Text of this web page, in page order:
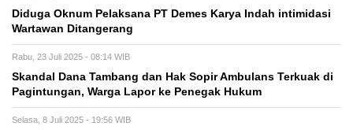
Diduga Oknum Pelaksana PT Demes Karya Indah intimidasi
Wartawan Ditangerang
Rabu, 23 Juli 2025 - 08:14 WIB
Skandal Dana Tambang dan Hak Sopir Ambulans Terkuak di
Pagintungan, Warga Lapor ke Penegak Hukum
Selasa, 8 Juli 2025 - 19:56 WIB